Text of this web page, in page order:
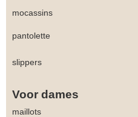
mocassins
pantolette
slippers
Voor dames
maillots